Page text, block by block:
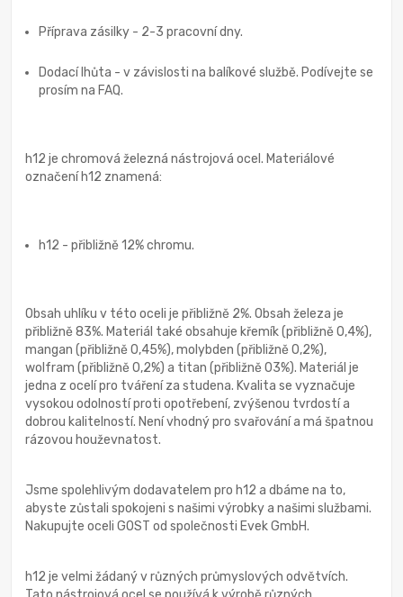
Příprava zásilky - 2-3 pracovní dny.
Dodací lhůta - v závislosti na balíkové službě. Podívejte se
prosím na FAQ.
h12 je chromová železná nástrojová ocel. Materiálové
označení h12 znamená:
h12 - přibližně 12% chromu.
Obsah uhlíku v této oceli je přibližně 2%. Obsah železa je
přibližně 83%. Materiál také obsahuje křemík (přibližně 0,4%),
mangan (přibližně 0,45%), molybden (přibližně 0,2%),
wolfram (přibližně 0,2%) a titan (přibližně 03%). Materiál je
jedna z ocelí pro tváření za studena. Kvalita se vyznačuje
vysokou odolností proti opotřebení, zvýšenou tvrdostí a
dobrou kalitelností. Není vhodný pro svařování a má špatnou
rázovou houževnatost.
Jsme spolehlivým dodavatelem pro h12 a dbáme na to,
abyste zůstali spokojeni s našimi výrobky a našimi službami.
Nakupujte oceli GOST od společnosti Evek GmbH.
h12 je velmi žádaný v různých průmyslových odvětvích.